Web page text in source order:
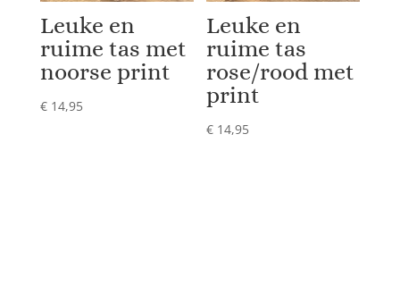
Leuke en
ruime tas met
noorse print
€14,95
Leuke en
ruime tas
rose/rood met
print
€ 14,95